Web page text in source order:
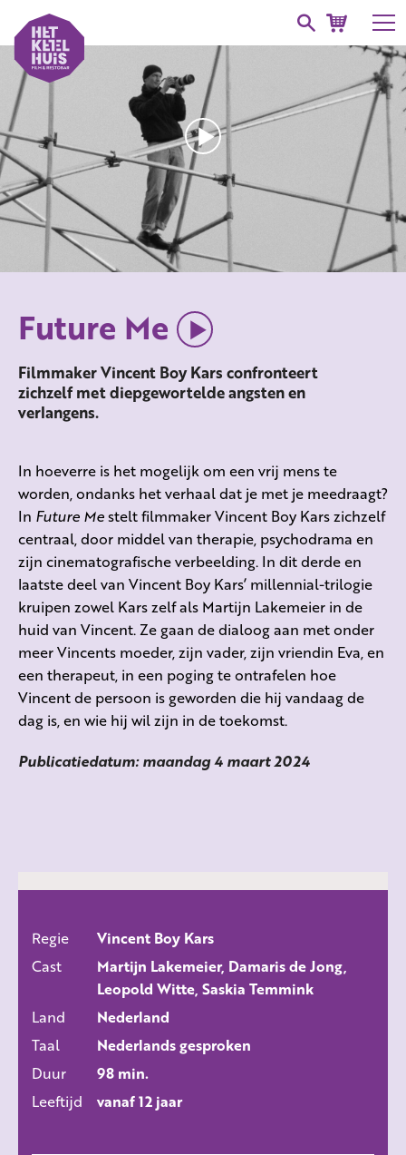
Future Me
Filmmaker Vincent Boy Kars confronteert
zichzelf met diepgewortelde angsten en
verlangens.
In hoeverre is het mogelijk om een vrij mens te
worden, ondanks het verhaal dat je met je meedraagt?
In Future Mestelt filmmaker Vincent Boy Kars zichzelf
centraal, door middel van therapie, psychodrama en
zijn cinematografische verbeelding. In dit derde en
laatste deel van Vincent Boy Kars’ millennial-trilogie
kruipen zowel Kars zelf als Martijn Lakemeier in de
huid van Vincent. Ze gaan de dialoog aan met onder
meer Vincents moeder, zijn vader, zijn vriendin Eva, en
een therapeut, in een poging te ontrafelen hoe
Vincent de persoon is geworden die hij vandaag de
dag is, en wie hij wil zijn in de toekomst.
Publicatiedatum: maandag 4 maart 2024
ALLE FILMS
Regie
Vincent Boy Kars
Cast
Martijn Lakemeier, Damaris de Jong,
Leopold Witte, Saskia Temmink
Land
Nederland
Taal
Nederlands gesproken
Duur
98 min.
Leeftijd
vanaf 12 jaar